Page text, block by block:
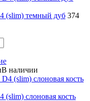
(slim) темный дуб 374
В наличии
слоновая кость